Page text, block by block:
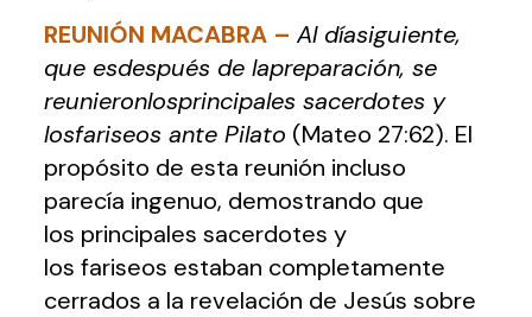
REUNIÓN MACABRA– Al díasiguiente,
que esdespués de lapreparación, se
reunieronlosprincipales sacerdotes y
losfariseos ante Pilato (Mateo 27:62). El
propósito de esta reunión incluso
parecía ingenuo, demostrando que
los principales sacerdotes y
los fariseos estaban completamente
cerrados a la revelación de Jesús sobre